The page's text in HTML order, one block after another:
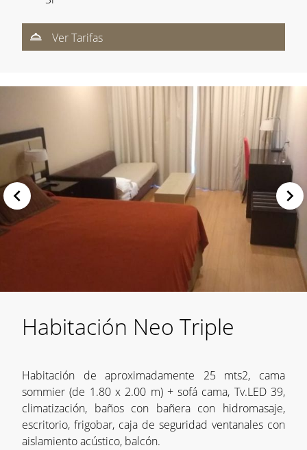
Ver Tarifas
Habitación Neo Triple
Habitación de aproximadamente 25 mts2, cama
sommier (de 1.80 x 2.00 m) + sofá cama, Tv.LED 39,
climatización, baños con bañera con hidromasaje,
escritorio, frigobar, caja de seguridad ventanales con
aislamiento acústico, balcón.